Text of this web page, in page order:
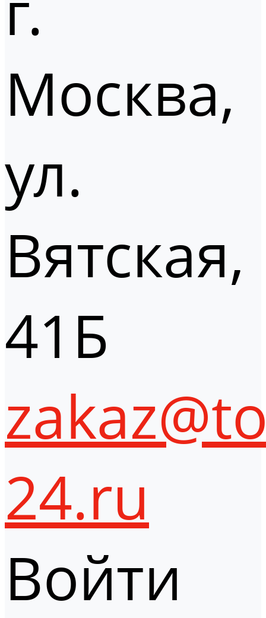
Москва,
ул.
Вятская,
41Б
24.ru
Войти